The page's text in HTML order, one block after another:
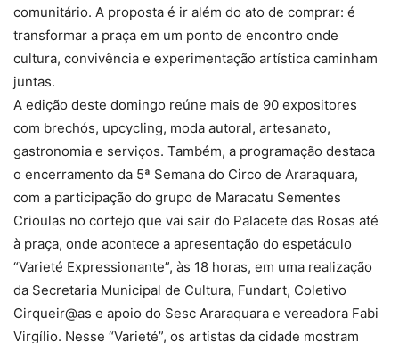
comunitário. A proposta é ir além do ato de comprar: é
transformar a praça em um ponto de encontro onde
cultura, convivência e experimentação artística caminham
juntas.
A edição deste domingo reúne mais de 90 expositores
com brechós, upcycling, moda autoral, artesanato,
gastronomia e serviços. Também, a programação destaca
o encerramento da 5ª Semana do Circo de Araraquara,
com a participação do grupo de Maracatu Sementes
Crioulas no cortejo que vai sair do Palacete das Rosas até
à praça, onde acontece a apresentação do espetáculo
“Varieté Expressionante”, às 18 horas, em uma realização
da Secretaria Municipal de Cultura, Fundart, Coletivo
Cirqueir@as e apoio do Sesc Araraquara e vereadora Fabi
Virgílio. Nesse “Varieté”, os artistas da cidade mostram